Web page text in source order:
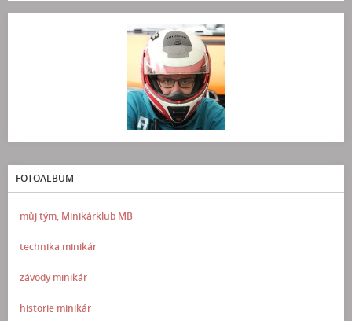
FOTOALBUM
můj tým, Minikárklub MB
technika minikár
závody minikár
historie minikár